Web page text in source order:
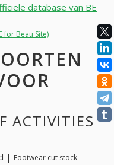
database van BE
Beau Site)
ACTIVITIES
| Footwear cut stock